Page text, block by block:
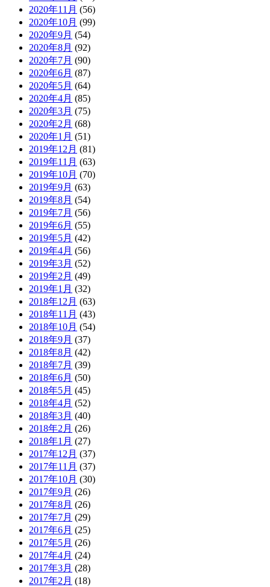
2020年11月 (56)
2020年10月 (99)
2020年9月 (54)
2020年8月 (92)
2020年7月 (90)
2020年6月 (87)
2020年5月 (64)
2020年4月 (85)
2020年3月 (75)
2020年2月 (68)
2020年1月 (51)
2019年12月 (81)
2019年11月 (63)
2019年10月 (70)
2019年9月 (63)
2019年8月 (54)
2019年7月 (56)
2019年6月 (55)
2019年5月 (42)
2019年4月 (56)
2019年3月 (52)
2019年2月 (49)
2019年1月 (32)
2018年12月 (63)
2018年11月 (43)
2018年10月 (54)
2018年9月 (37)
2018年8月 (42)
2018年7月 (39)
2018年6月 (50)
2018年5月 (45)
2018年4月 (52)
2018年3月 (40)
2018年2月 (26)
2018年1月 (27)
2017年12月 (37)
2017年11月 (37)
2017年10月 (30)
2017年9月 (26)
2017年8月 (26)
2017年7月 (29)
2017年6月 (25)
2017年5月 (26)
2017年4月 (24)
2017年3月 (28)
2017年2月 (18)